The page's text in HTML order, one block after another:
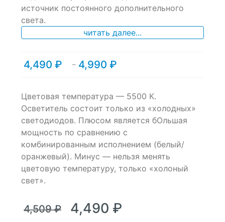
источник постоянного дополнительного
света.
читать далее...
4,490 ₽ – 4,990 ₽
Диапазон
–
4,990 ₽
Цветовая температура — 5500 К.
Осветитель состоит только из «холодных»
светодиодов. Плюсом является бОльшая
мощность по сравнению с
комбинированным исполнением (белый/
оранжевый). Минус — нельзя менять
цветовую температуру, только «холоный
свет».
4,509₽
Первоначальная
цена
4,490 ₽
Текущая
цена: